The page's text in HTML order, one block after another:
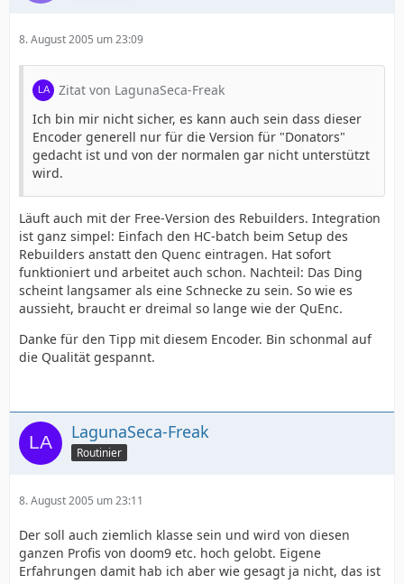
8. August 2005 um 23:09
Zitat von LagunaSeca-Freak
Ich bin mir nicht sicher, es kann auch sein dass dieser
Encoder generell nur für die Version für "Donators"
gedacht ist und von der normalen gar nicht unterstützt
wird.
Läuft auch mit der Free-Version des Rebuilders. Integration
ist ganz simpel: Einfach den HC-batch beim Setup des
Rebuilders anstatt den Quenc eintragen. Hat sofort
funktioniert und arbeitet auch schon. Nachteil: Das Ding
scheint langsamer als eine Schnecke zu sein. So wie es
aussieht, braucht er dreimal so lange wie der QuEnc.
Danke für den Tipp mit diesem Encoder. Bin schonmal auf
die Qualität gespannt.
LagunaSeca-Freak
Routinier
8. August 2005 um 23:11
Der soll auch ziemlich klasse sein und wird von diesen
ganzen Profis von doom9 etc. hoch gelobt. Eigene
Erfahrungen damit hab ich aber wie gesagt ja nicht, das ist